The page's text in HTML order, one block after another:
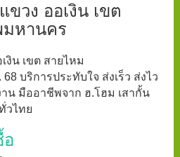
ขวง ออเงิน เขต
มหานคร
งิน เขต สายไหม
บริการประทับใจ ส่งเร็ว ส่งไว
น มืออาชีพจาก ฮ.โฮม เสากั้น
วไทย